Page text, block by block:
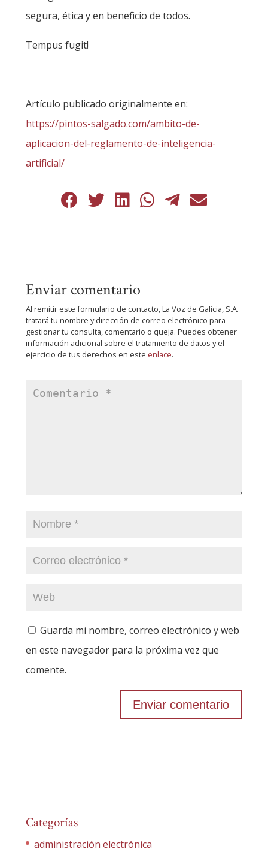
segura, ética y en beneficio de todos.
Tempus fugit!
Artículo publicado originalmente en:
https://pintos-salgado.com/ambito-de-
aplicacion-del-reglamento-de-inteligencia-
artificial/
Enviar comentario
Al remitir este formulario de contacto, La Voz de Galicia, S.A.
tratará tu nombre y dirección de correo electrónico para
gestionar tu consulta, comentario o queja. Puedes obtener
información adicional sobre el tratamiento de datos y el
ejercicio de tus derechos en este enlace.
Guarda mi nombre, correo electrónico y web
en este navegador para la próxima vez que
comente.
Categorías
administración electrónica